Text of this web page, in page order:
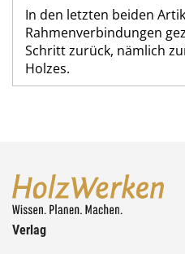
In den letzten beiden
Rahmenverbindungen
Schritt zurück, nämlich
Holzes.
Verlag